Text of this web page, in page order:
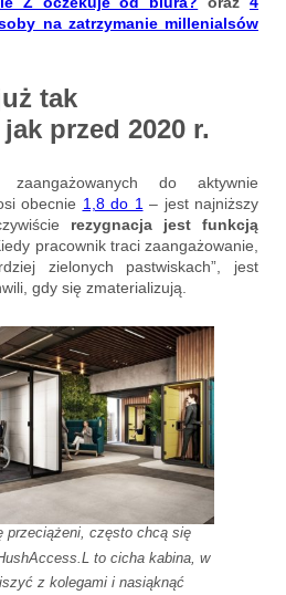
na zatrzymanie millenialsów
tak
przed 2020 r.
zaangażowanych do aktywnie
obecnie 1,8 do 1 – jest najniższy
rezygnacja jest funkcją
pracownik traci zaangażowanie,
zielonych pastwiskach”, jest
gdy się zmaterializują.
przeciążeni, często chcą się
to cicha kabina, w
z kolegami i nasiąknąć